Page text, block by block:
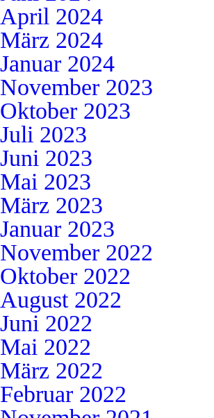
April 2024
März 2024
Januar 2024
November 2023
Oktober 2023
Juli 2023
Juni 2023
Mai 2023
März 2023
Januar 2023
November 2022
Oktober 2022
August 2022
Juni 2022
Mai 2022
März 2022
Februar 2022